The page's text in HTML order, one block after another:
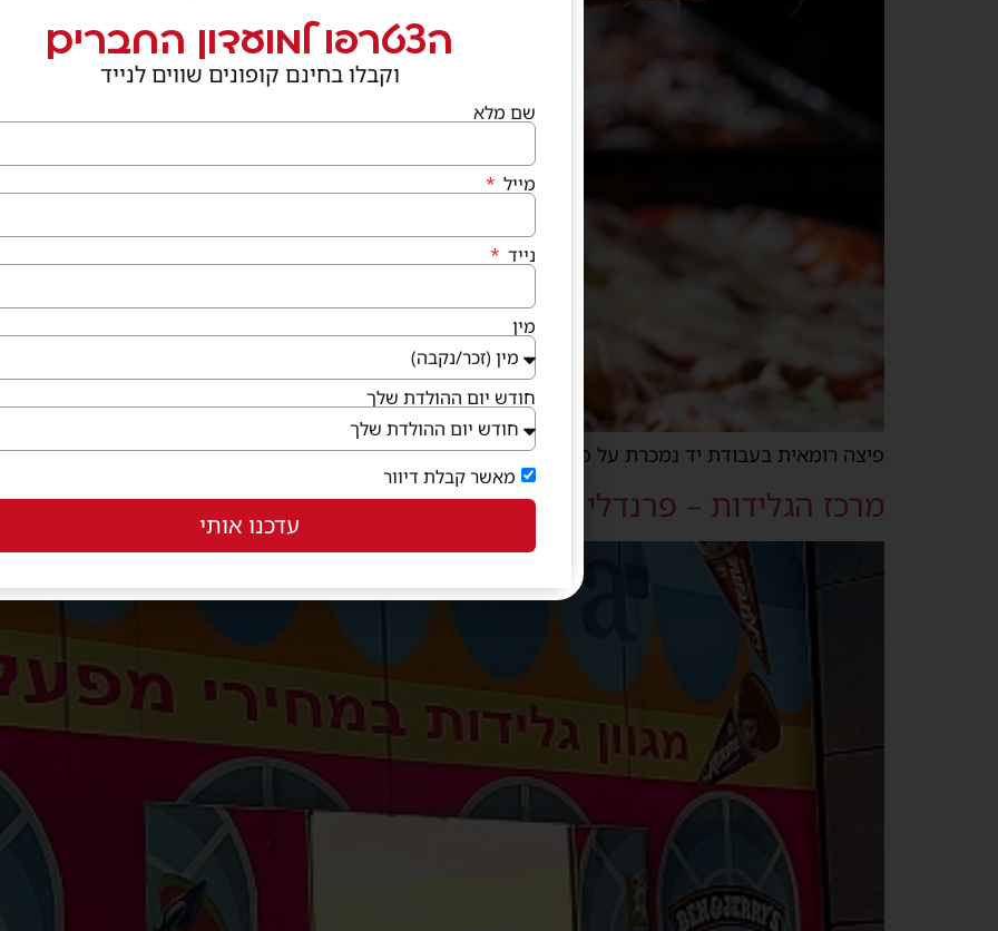
פיצה רומאית בעבודת יד נמכרת על פי משקל תוספות משתנות מידי יום ולפי עונה מנוהל על ידי השף עומרי
מרכז הגלידות – פרנדלי גן יבנה
הצטרפו למועדון החברים
וקבלו בחינם קופונים שווים לנייד
שם מלא
מייל
נייד
מין
חודש יום ההולדת שלך
מאשר קבלת דיוור
עדכנו אותי